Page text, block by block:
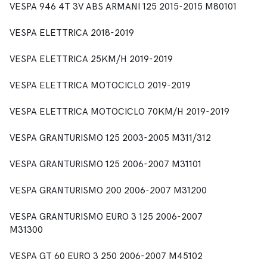
VESPA 946 4T 3V ABS ARMANI 125 2015-2015 M80101
VESPA ELETTRICA 2018-2019
VESPA ELETTRICA 25KM/H 2019-2019
VESPA ELETTRICA MOTOCICLO 2019-2019
VESPA ELETTRICA MOTOCICLO 70KM/H 2019-2019
VESPA GRANTURISMO 125 2003-2005 M311/312
VESPA GRANTURISMO 125 2006-2007 M31101
VESPA GRANTURISMO 200 2006-2007 M31200
VESPA GRANTURISMO EURO 3 125 2006-2007
M31300
VESPA GT 60 EURO 3 250 2006-2007 M45102